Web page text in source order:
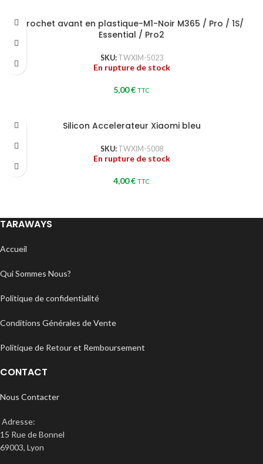
Crochet avant en plastique-M1-Noir M365 / Pro / 1S/
Essential / Pro2
SKU: TWXIM-5023
En rupture de stock
5,00€ TTC
Silicon Accelerateur Xiaomi bleu
SKU: TWXIM-5008
En rupture de stock
4,00€ TTC
TARAWAYS
Accueil
Qui Sommes Nous?
Politique de confidentialité
Conditions Générales de Vente
Politique de Retour et Remboursement
CONTACT
Nous Contacter
Adresse:
15 Rue de Bonnel
69003, Lyon